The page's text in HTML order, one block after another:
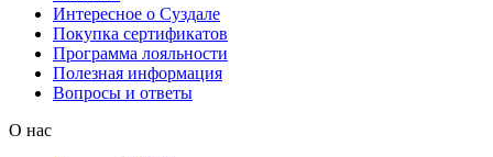
Интересное о Суздале
Покупка сертификатов
Программа лояльности
Полезная информация
Вопросы и ответы
О нас